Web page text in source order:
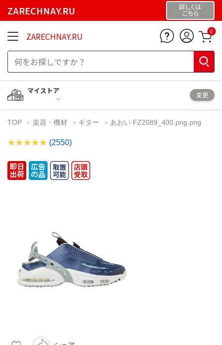
ZARECHNAY.RU 詳しくは
こちら
ZARECHNAY.RU 0
マイストア
変更
TOP 楽器・機材 ギター あおい FZ2089_400.png.png
(2550)